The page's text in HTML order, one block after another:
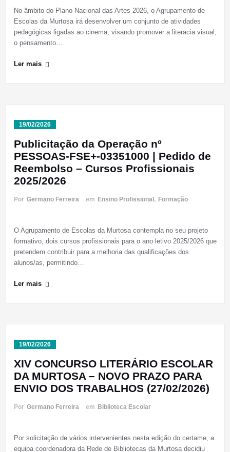
No âmbito do Plano Nacional das Artes 2026, o Agrupamento de
Escolas da Murtosa irá desenvolver um conjunto de atividades
pedagógicas ligadas ao cinema, visando promover a literacia visual,
o pensamento…
Ler mais
19/02/2026
Publicitação da Operação nº
PESSOAS-FSE+-03351000 | Pedido de
Reembolso – Cursos Profissionais
2025/2026
Por Germano Ferreira em Ensino Profissional , Formação
O Agrupamento de Escolas da Murtosa contempla no seu projeto
formativo, dois cursos profissionais para o ano letivo 2025/2026 que
pretendem contribuir para a melhoria das qualificações dos
alunos/as, permitindo…
Ler mais
19/02/2026
XIV CONCURSO LITERÁRIO ESCOLAR
DA MURTOSA – NOVO PRAZO PARA
ENVIO DOS TRABALHOS (27/02/2026)
Por Germano Ferreira em Biblioteca Escolar
Por solicitação de vários intervenientes nesta edição do certame, a
equipa coordenadora da Rede de Bibliotecas da Murtosa decidiu